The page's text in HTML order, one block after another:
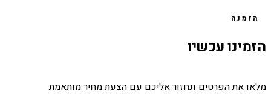
הזמנה
הזמינו עכשיו
מלאו את הפרטים ונחזור אליכם עם הצעת מחיר מותאמת